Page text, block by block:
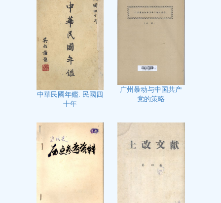
中華民國年鑑. 民國四
十年
广州暴动与中国共产
党的策略